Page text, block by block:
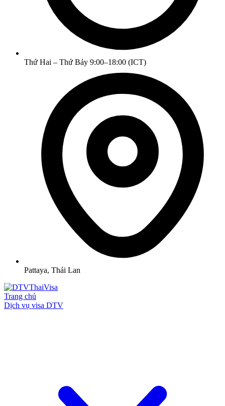
Thứ Hai – Thứ Bảy 9:00–18:00 (ICT)
Pattaya, Thái Lan
Trang chủ
Dịch vụ visa DTV